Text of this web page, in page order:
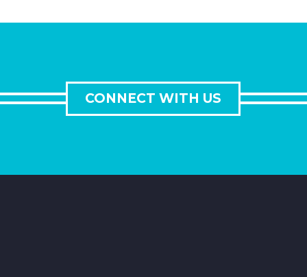
Duis sed odio sit amet
CONNECT WITH US